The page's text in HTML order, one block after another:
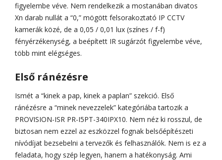
figyelembe véve. Nem rendelkezik a mostanában divatos
Xn darab nullát a “0,” mögött felsorakoztató IP CCTV
kamerák közé, de a 0,05 / 0,01 lux (színes / f-f)
fényérzékenység, a beépített IR sugárzót figyelembe véve,
több mint elégséges.
Első ránézésre
Ismét a “kinek a pap, kinek a paplan” szekció. Első
ránézésre a “minek nevezzelek” kategóriába tartozik a
PROVISION-ISR PR-I5PT-340IPX10. Nem néz ki rosszul, de
biztosan nem ezzel az eszközzel fognak belsőépítészeti
nívódíjat bezsebelni a tervezők és felhasználók. Nem is ez a
feladata, hogy szép legyen, hanem a hatékonyság. Ami